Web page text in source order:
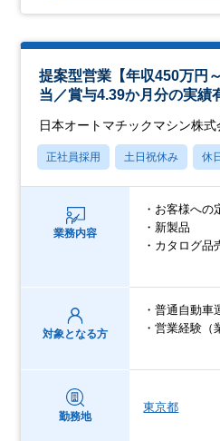
提案型営業【年収450万円
当／賞与4.39か月分の実績
日本オートマチックマシン株式
正社員採用 土日祝休み 休
業務内容
・お客様への
・新製品
・カタログ品
対象となる方
・普通自動車
・営業経験（
勤務地
東京都